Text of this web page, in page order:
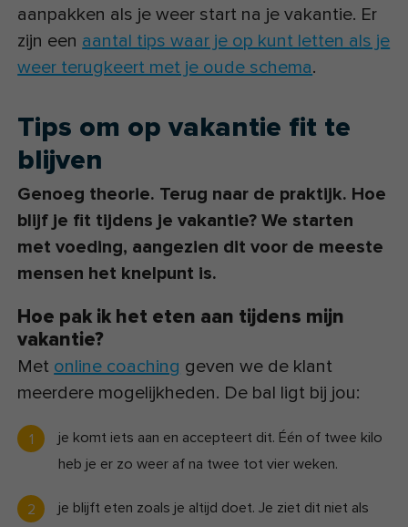
aanpakken als je weer start na je vakantie. Er
zijn een aantal tips waar je op kunt letten als je
weer terugkeert met je oude schema.
Tips om op vakantie fit te
blijven
Genoeg theorie. Terug naar de praktijk. Hoe
blijf je fit tijdens je vakantie? We starten
met voeding, aangezien dit voor de meeste
mensen het knelpunt is.
Hoe pak ik het eten aan tijdens mijn
vakantie?
Met online coaching geven we de klant
meerdere mogelijkheden. De bal ligt bij jou:
je komt iets aan en accepteert dit. Één of twee kilo
heb je er zo weer af na twee tot vier weken.
je blijft eten zoals je altijd doet. Je ziet dit niet als